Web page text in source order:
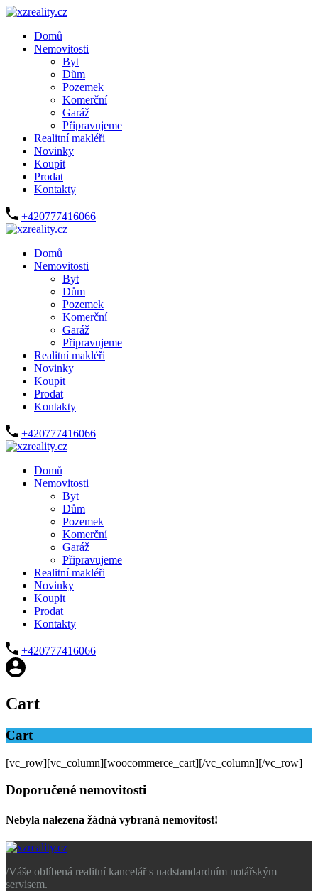
Domů
Nemovitosti
Byt
Dům
Pozemek
Komerční
Garáž
Připravujeme
Realitní makléři
Novinky
Koupit
Prodat
Kontakty
+420777416066
Domů
Nemovitosti
Byt
Dům
Pozemek
Komerční
Garáž
Připravujeme
Realitní makléři
Novinky
Koupit
Prodat
Kontakty
+420777416066
Domů
Nemovitosti
Byt
Dům
Pozemek
Komerční
Garáž
Připravujeme
Realitní makléři
Novinky
Koupit
Prodat
Kontakty
+420777416066
Cart
Cart
[vc_row][vc_column][woocommerce_cart][/vc_column][/vc_row]
Doporučené nemovitosti
Nebyla nalezena žádná vybraná nemovitost!
/Váše oblíbená realitní kancelář s nadstandardním notářským
servisem.